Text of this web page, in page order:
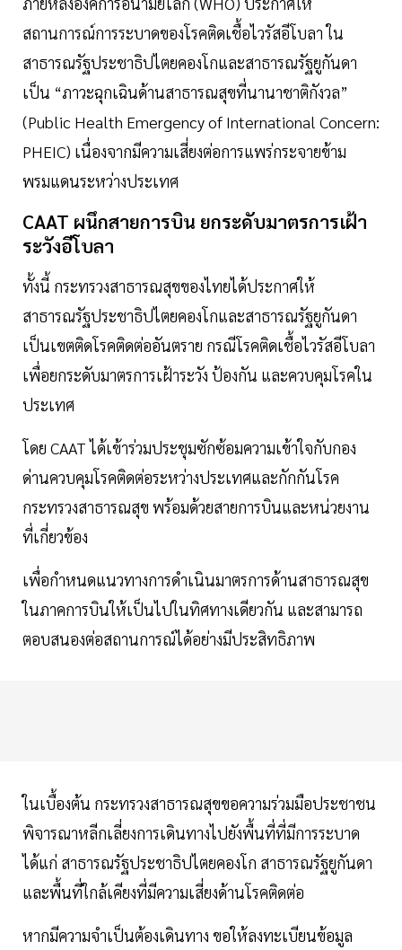
สถานการณ์การระบาดของโรคติดเชื้อไวรัสอีโบลา ใน
สาธารณรัฐประชาธิปไตยคองโกและสาธารณรัฐยูกันดา
เป็น “ภาวะฉุกเฉินด้านสาธารณสุขที่นานาชาติกังวล”
(Public Health Emergency of International Concern:
PHEIC) เนื่องจากมีความเสี่ยงต่อการแพร่กระจายข้าม
พรมแดนระหว่างประเทศ
CAAT ผนึกสายการบิน ยกระดับมาตรการเฝ้า
ระวังอีโบลา
ทั้งนี้ กระทรวงสาธารณสุขของไทยได้ประกาศให้
สาธารณรัฐประชาธิปไตยคองโกและสาธารณรัฐยูกันดา
เป็นเขตติดโรคติดต่ออันตราย กรณีโรคติดเชื้อไวรัสอีโบลา
เพื่อยกระดับมาตรการเฝ้าระวัง ป้องกัน และควบคุมโรคใน
ประเทศ
โดย CAAT ได้เข้าร่วมประชุมซักซ้อมความเข้าใจกับกอง
ด่านควบคุมโรคติดต่อระหว่างประเทศและกักกันโรค
กระทรวงสาธารณสุข พร้อมด้วยสายการบินและหน่วยงาน
ที่เกี่ยวข้อง
เพื่อกำหนดแนวทางการดำเนินมาตรการด้านสาธารณสุข
ในภาคการบินให้เป็นไปในทิศทางเดียวกัน และสามารถ
ตอบสนองต่อสถานการณ์ได้อย่างมีประสิทธิภาพ
ในเบื้องต้น กระทรวงสาธารณสุขขอความร่วมมือประชาชน
พิจารณาหลีกเลี่ยงการเดินทางไปยังพื้นที่ที่มีการระบาด
ได้แก่ สาธารณรัฐประชาธิปไตยคองโก สาธารณรัฐยูกันดา
และพื้นที่ใกล้เคียงที่มีความเสี่ยงด้านโรคติดต่อ
หากมีความจำเป็นต้องเดินทาง ขอให้ลงทะเบียนข้อมูล